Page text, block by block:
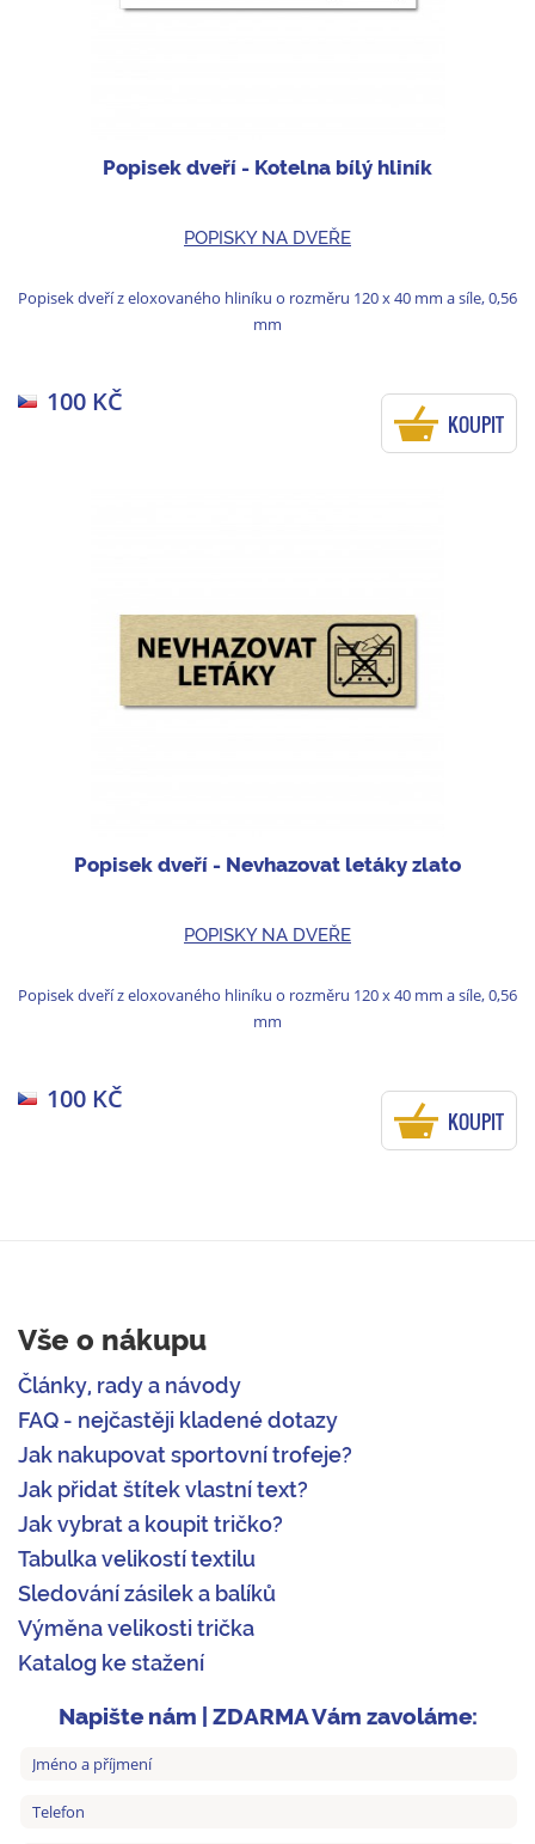
Popisek dveří - Kotelna bílý hliník
POPISKY NA DVEŘE
Popisek dveří z eloxovaného hliníku o rozměru 120 x 40 mm a síle, 0,56
mm
100 KČ
KOUPIT
Popisek dveří - Nevhazovat letáky zlato
POPISKY NA DVEŘE
Popisek dveří z eloxovaného hliníku o rozměru 120 x 40 mm a síle, 0,56
mm
100 KČ
KOUPIT
Vše o nákupu
Články, rady a návody
FAQ - nejčastěji kladené dotazy
Jak nakupovat sportovní trofeje?
Jak přidat štítek vlastní text?
Jak vybrat a koupit tričko?
Tabulka velikostí textilu
Sledování zásilek a balíků
Výměna velikosti trička
Katalog ke stažení
Napište nám | ZDARMA Vám zavoláme: